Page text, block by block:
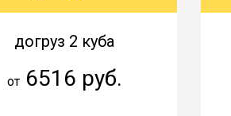
догруз 2 куба
от6516 руб.